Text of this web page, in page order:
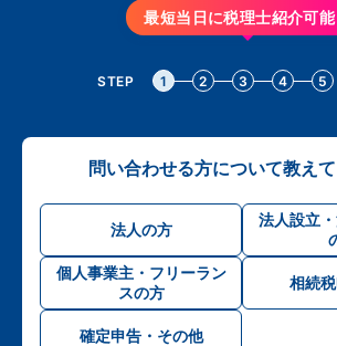
最短当日に税理士紹介可能
STEP 1 2 3 4 5
問い合わせる方について教え
法人の方
法人設立
個人事業主・フリーラン
スの方
相続
確定申告・その他